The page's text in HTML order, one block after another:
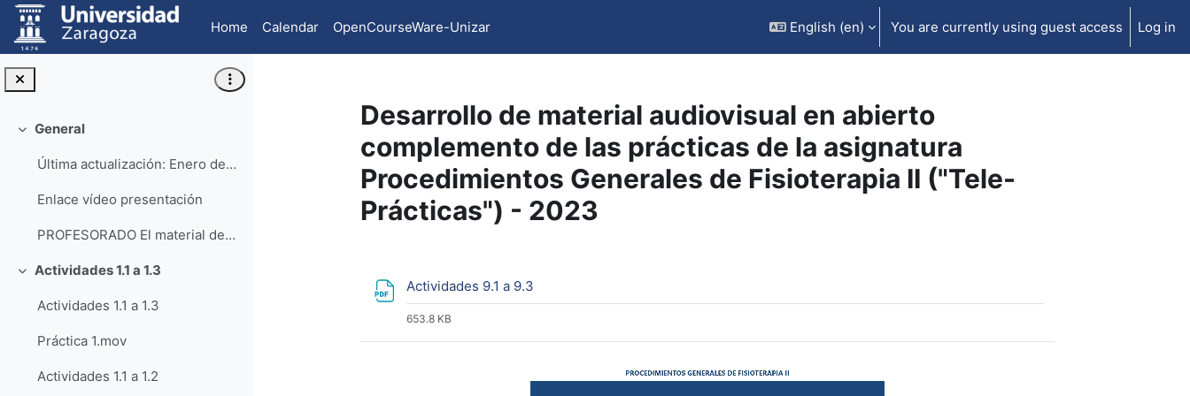
Skip to main content
Home
Calendar OpenCourseWare-Unizar English ‎(en)‎ You are currently using guest access Log in
Collapse
General
Última actualización: Enero de 2024
Enlace vídeo presentación
PROFESORADO El material de este curso está desa...
Collapse
Actividades 1.1 a 1.3
Actividades 1.1 a 1.3
Práctica 1.mov
Actividades 1.1 a 1.2
Desarrollo de material audiovisual en abierto
complemento de las prácticas de la asignatura
Procedimientos Generales de Fisioterapia II ("Tele-
Prácticas") - 2023
Actividades 9.1 a 9.3
653.8 KB